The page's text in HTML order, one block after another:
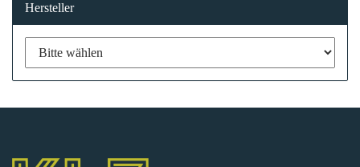
Hersteller